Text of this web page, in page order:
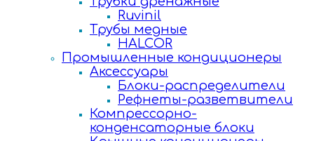
Ruvinil
Трубы медные
HALCOR
Промышленные кондиционеры
Аксессуары
Блоки-распределители
Рефнеты-разветвители
Компрессорно-
конденсаторные блоки